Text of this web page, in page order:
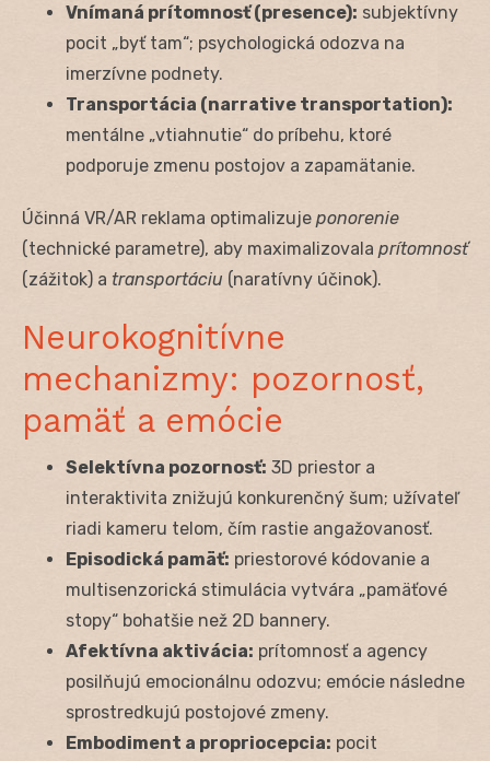
Vnímaná prítomnosť (presence): subjektívny
pocit „byť tam“; psychologická odozva na
imerzívne podnety.
Transportácia (narrative transportation):
mentálne „vtiahnutie“ do príbehu, ktoré
podporuje zmenu postojov a zapamätanie.
Účinná VR/AR reklama optimalizuje ponorenie
(technické parametre), aby maximalizovala prítomnosť
(zážitok) a transportáciu (naratívny účinok).
Neurokognitívne
mechanizmy: pozornosť,
pamäť a emócie
Selektívna pozornosť: 3D priestor a
interaktivita znižujú konkurenčný šum; užívateľ
riadi kameru telom, čím rastie angažovanosť.
Episodická pamäť: priestorové kódovanie a
multisenzorická stimulácia vytvára „pamäťové
stopy“ bohatšie než 2D bannery.
Afektívna aktivácia: prítomnosť a agency
posilňujú emocionálnu odozvu; emócie následne
sprostredkujú postojové zmeny.
Embodiment a propriocepcia: pocit